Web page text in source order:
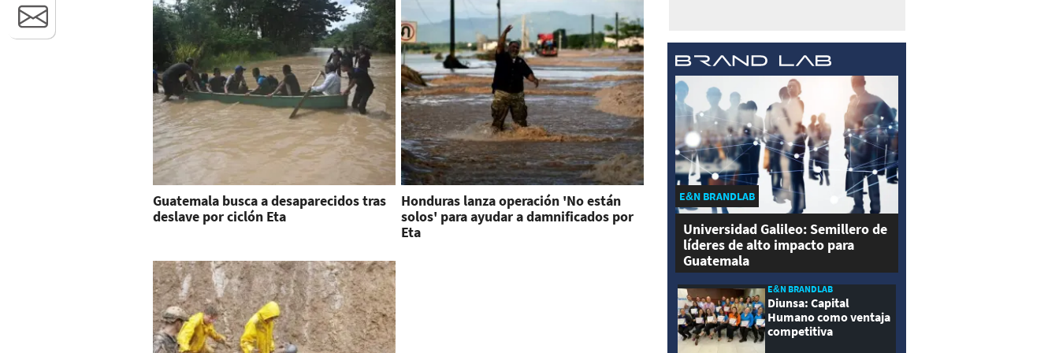
Guatemala busca a desaparecidos tras
deslave por ciclón Eta
Honduras lanza operación 'No están
solos' para ayudar a damnificados por
Eta
E&N BRANDLAB
Universidad Galileo: Semillero de
líderes de alto impacto para
Guatemala
E&N BRANDLAB
Diunsa: Capital
Humano como ventaja
competitiva